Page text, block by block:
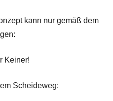
kann nur gemäß dem
Keiner!
Scheideweg: